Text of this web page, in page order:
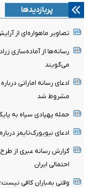
پربازدیدها
تصاویر ماهواره‌ای از
رسانه‌ها از آماده‌سازی
می‌گویند
ادعای رسانه اماراتی
مشروط شد
حمله پهپادی سپاه به
ادعای نیویورک‌تایمز
گزارش رسانه عبری از طرح
احتمالی ایران
وقتی بمباران کافی نیست؛